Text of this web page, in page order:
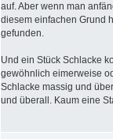
auf. Aber wenn man
diesem einfachen Grund
gefunden.
Und ein Stück Schlacke
gewöhnlich eimerweise
Schlacke massig und
und überall. Kaum eine